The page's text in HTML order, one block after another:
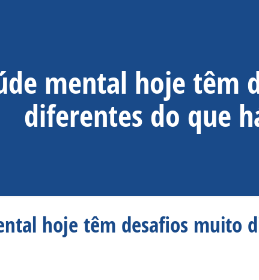
mental hoje têm
diferentes do que
hoje têm desafios muito